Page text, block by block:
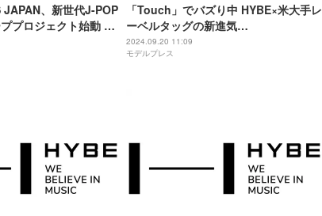
、新世代J-POP
プロジェクト始動 日
ョン番組スタート
のスタートライン
「Touch」でバズり中 HYBE×米大手レ
ーベルタッグの新進気
鋭“KATSEYE（キャッツアイ）”の正体
初来日で番組出演も【メンバー詳細プ
2024.09.20 11:09
モデルプレス